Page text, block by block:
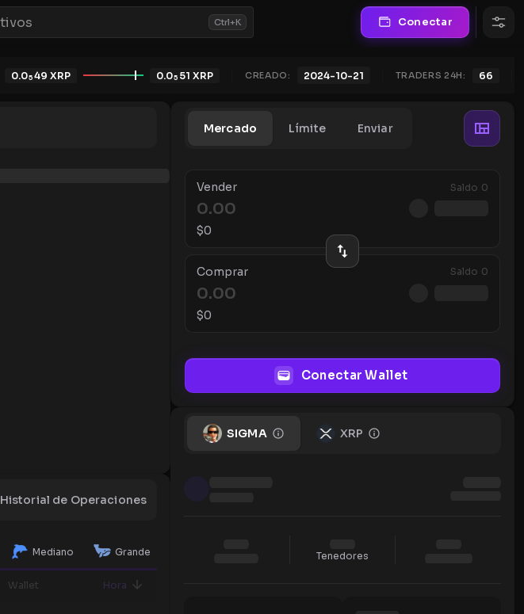
Ctrl+K Conectar
0.05 49 XRP 0.05 51 XRP CREADO: 2024-10-21 TRADERS 24H: 66
Historial de Operaciones
Mediano Grande
Wallet Hora
Mercado Límite Enviar
Vender Saldo 0
$0
Comprar Saldo 0
$0
Conectar Wallet
SIGMA XRP
Tenedores